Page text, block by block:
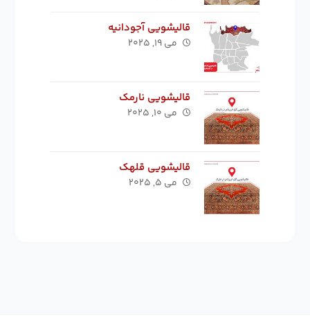
قالیشویی آجودانیه
می ۱۹, ۲۰۲۵
قالیشویی نارمک
می ۱۰, ۲۰۲۵
قالیشویی قلهک
می ۵, ۲۰۲۵